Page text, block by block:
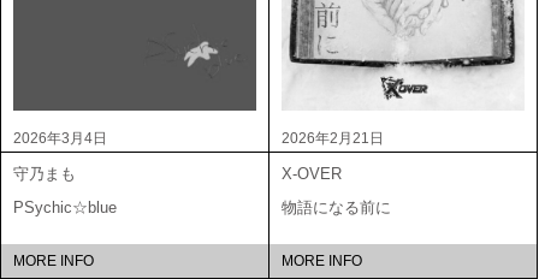
2026年3月4日
守乃まも
PSychic☆blue
MORE INFO
2026年2月21日
X-OVER
物語になる前に
MORE INFO